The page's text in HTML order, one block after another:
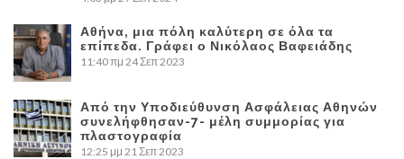
Αθήνα, μια πόλη καλύτερη σε όλα τα
επίπεδα. Γράφει ο Νικόλαος Βαφειάδης
11:40 πμ 24 Σεπ 2023
Από την Υποδιεύθυνση Ασφάλειας Αθηνών
συνελήφθησαν-7- μέλη συμμορίας για
πλαστογραφία
12:25 μμ 21 Σεπ 2023